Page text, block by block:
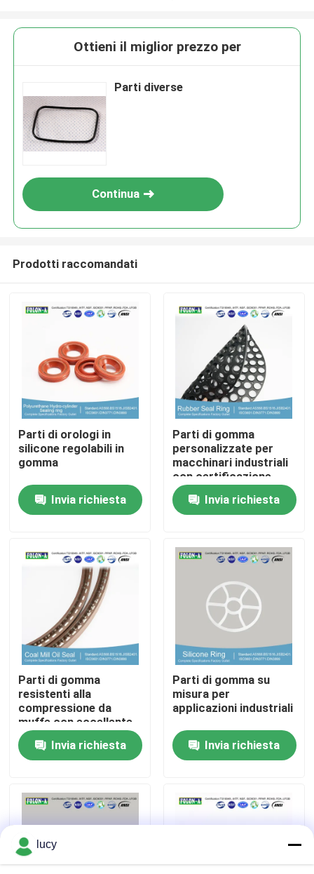
Casa
Prodotti
Video
Chi siamo
Fatory Tour
Controllo di qualità
Contattaci
Tutti i casi
giunti circolari di gomma
Ottieni il miglior prezzo per
Parti diverse
Continua
Prodotti raccomandati
Parti di orologi in
silicone regolabili in
gomma
Invia richiesta
Parti di gomma
personalizzate per
macchinari industriali
con certificazione
ROHS REACH FDA
LFGB Invia richiesta
Parti di gomma
resistenti alla
compressione da
muffe con eccellente
resistenza chimica
Invia richiesta
Parti di gomma su
misura per
applicazioni industriali
Invia richiesta
lucy